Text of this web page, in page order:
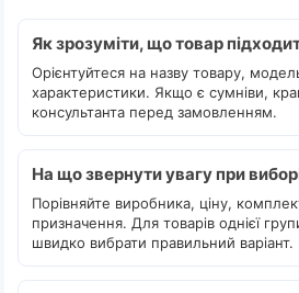
Як зрозуміти, що товар
Орієнтуйтеся на назву товару,
характеристики. Якщо є сумніви,
консультанта перед замовленням.
На що звернути увагу при
Порівняйте виробника, ціну,
призначення. Для товарів однієї
швидко вибрати правильний варіант.